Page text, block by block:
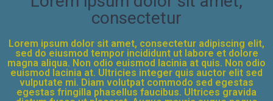
consectetur
Lorem ipsum dolor sit amet, consectetur adipiscing elit,
sed do eiusmod tempor incididunt ut labore et dolore
magna aliqua. Non odio euismod lacinia at quis. Non odio
euismod lacinia at. Ultricies integer quis auctor elit sed
vulputate mi. Diam volutpat commodo sed egestas
egestas fringilla phasellus faucibus. Ultrices gravida